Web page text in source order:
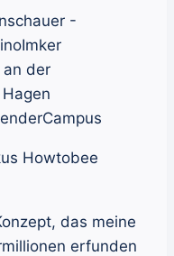
das meine
erfunden